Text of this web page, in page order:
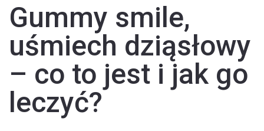
Gummy smile,
uśmiech dziąsłowy
– co to jest i jak go
leczyć?